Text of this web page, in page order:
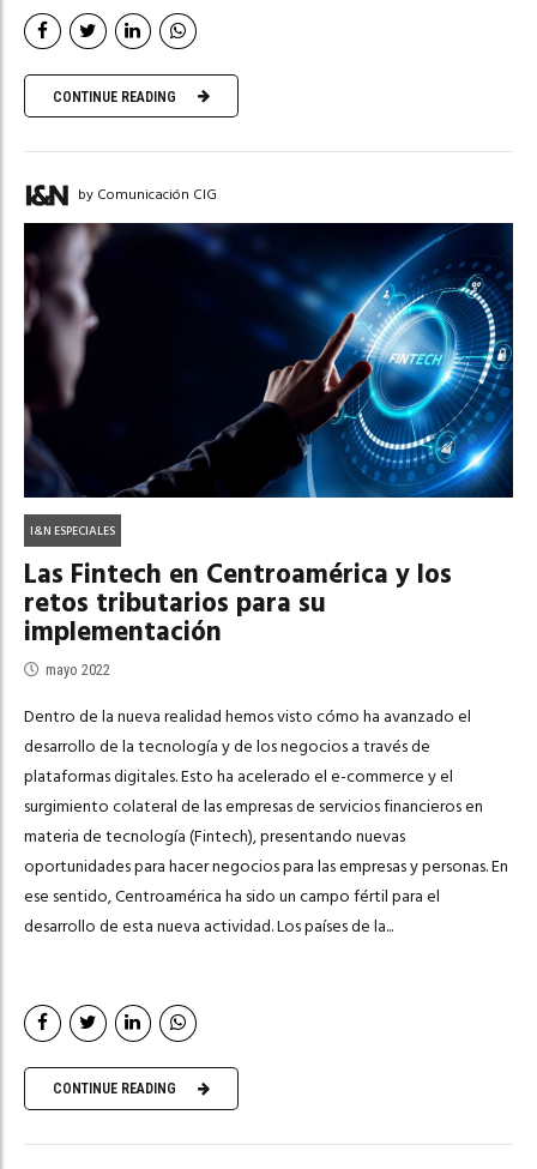
CONTINUE READING
by Comunicación CIG
I&N ESPECIALES
Las Fintech en Centroamérica y los
retos tributarios para su
implementación
mayo 2022
Dentro de la nueva realidad hemos visto cómo ha avanzado el
desarrollo de la tecnología y de los negocios a través de
plataformas digitales. Esto ha acelerado el e-commerce y el
surgimiento colateral de las empresas de servicios financieros en
materia de tecnología (Fintech), presentando nuevas
oportunidades para hacer negocios para las empresas y personas. En
ese sentido, Centroamérica ha sido un campo fértil para el
desarrollo de esta nueva actividad. Los países de la...
CONTINUE READING